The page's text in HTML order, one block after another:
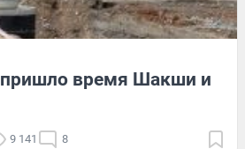
время Шакши и
9 141 8